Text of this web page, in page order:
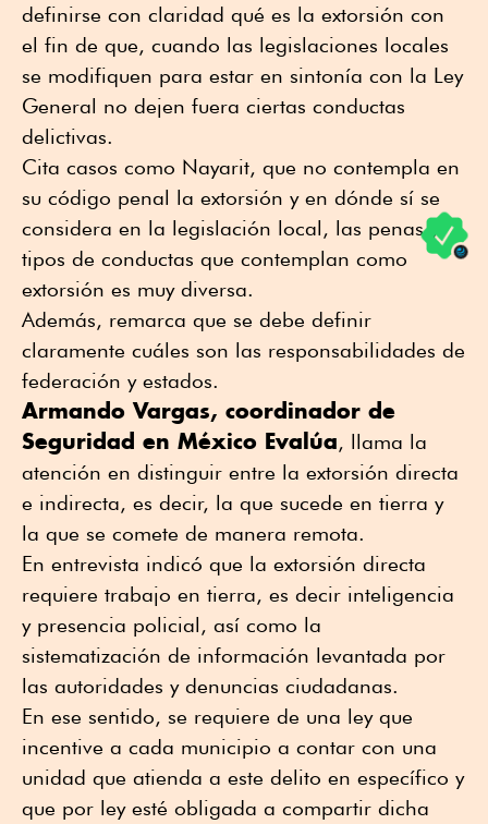
definirse con claridad qué es la extorsión con
el fin de que, cuando las legislaciones locales
se modifiquen para estar en sintonía con la Ley
General no dejen fuera ciertas conductas
delictivas.
Cita casos como Nayarit, que no contempla en
su código penal la extorsión y en dónde sí se
considera en la legislación local, las penas y
tipos de conductas que contemplan como
extorsión es muy diversa.
Además, remarca que se debe definir
claramente cuáles son las responsabilidades de
federación y estados.
Armando Vargas, coordinador de
Seguridad en México Evalúa, llama la
atención en distinguir entre la extorsión directa
e indirecta, es decir, la que sucede en tierra y
la que se comete de manera remota.
En entrevista indicó que la extorsión directa
requiere trabajo en tierra, es decir inteligencia
y presencia policial, así como la
sistematización de información levantada por
las autoridades y denuncias ciudadanas.
En ese sentido, se requiere de una ley que
incentive a cada municipio a contar con una
unidad que atienda a este delito en específico y
que por ley esté obligada a compartir dicha